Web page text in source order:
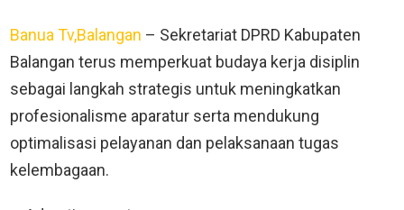
Banua Tv,Balangan – Sekretariat DPRD Kabupaten
Balangan terus memperkuat budaya kerja disiplin
sebagai langkah strategis untuk meningkatkan
profesionalisme aparatur serta mendukung
optimalisasi pelayanan dan pelaksanaan tugas
kelembagaan.